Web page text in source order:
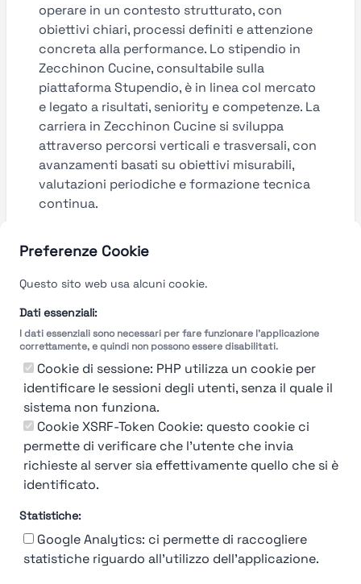
Preferenze Cookie
Questo sito web usa alcuni cookie.
Dati essenziali:
I dati essenziali sono necessari per fare funzionare l'applicazione
correttamente, e quindi non possono essere disabilitati.
Cookie di sessione: PHP utilizza un cookie per
identificare le sessioni degli utenti, senza il quale il
sistema non funziona.
Cookie XSRF-Token Cookie: questo cookie ci
permette di verificare che l'utente che invia
richieste al server sia effettivamente quello che si è
identificato.
Statistiche:
Google Analytics: ci permette di raccogliere
statistiche riguardo all'utilizzo dell'applicazione.
operare in un contesto strutturato, con
obiettivi chiari, processi definiti e attenzione
concreta alla performance. Lo stipendio in
Zecchinon Cucine, consultabile sulla
piattaforma Stupendio, è in linea col mercato
e legato a risultati, seniority e competenze. La
carriera in Zecchinon Cucine si sviluppa
attraverso percorsi verticali e trasversali, con
avanzamenti basati su obiettivi misurabili,
valutazioni periodiche e formazione tecnica
continua.
Guarda le valutazioni →